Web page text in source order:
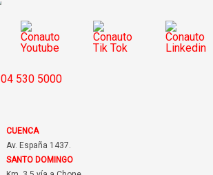
04 530 5000
CUENCA
Av. España 1437.
SANTO DOMINGO